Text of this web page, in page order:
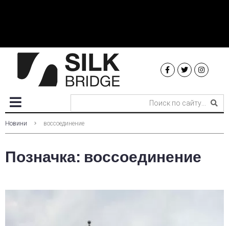
Новини воссоединение
Позначка: воссоединение